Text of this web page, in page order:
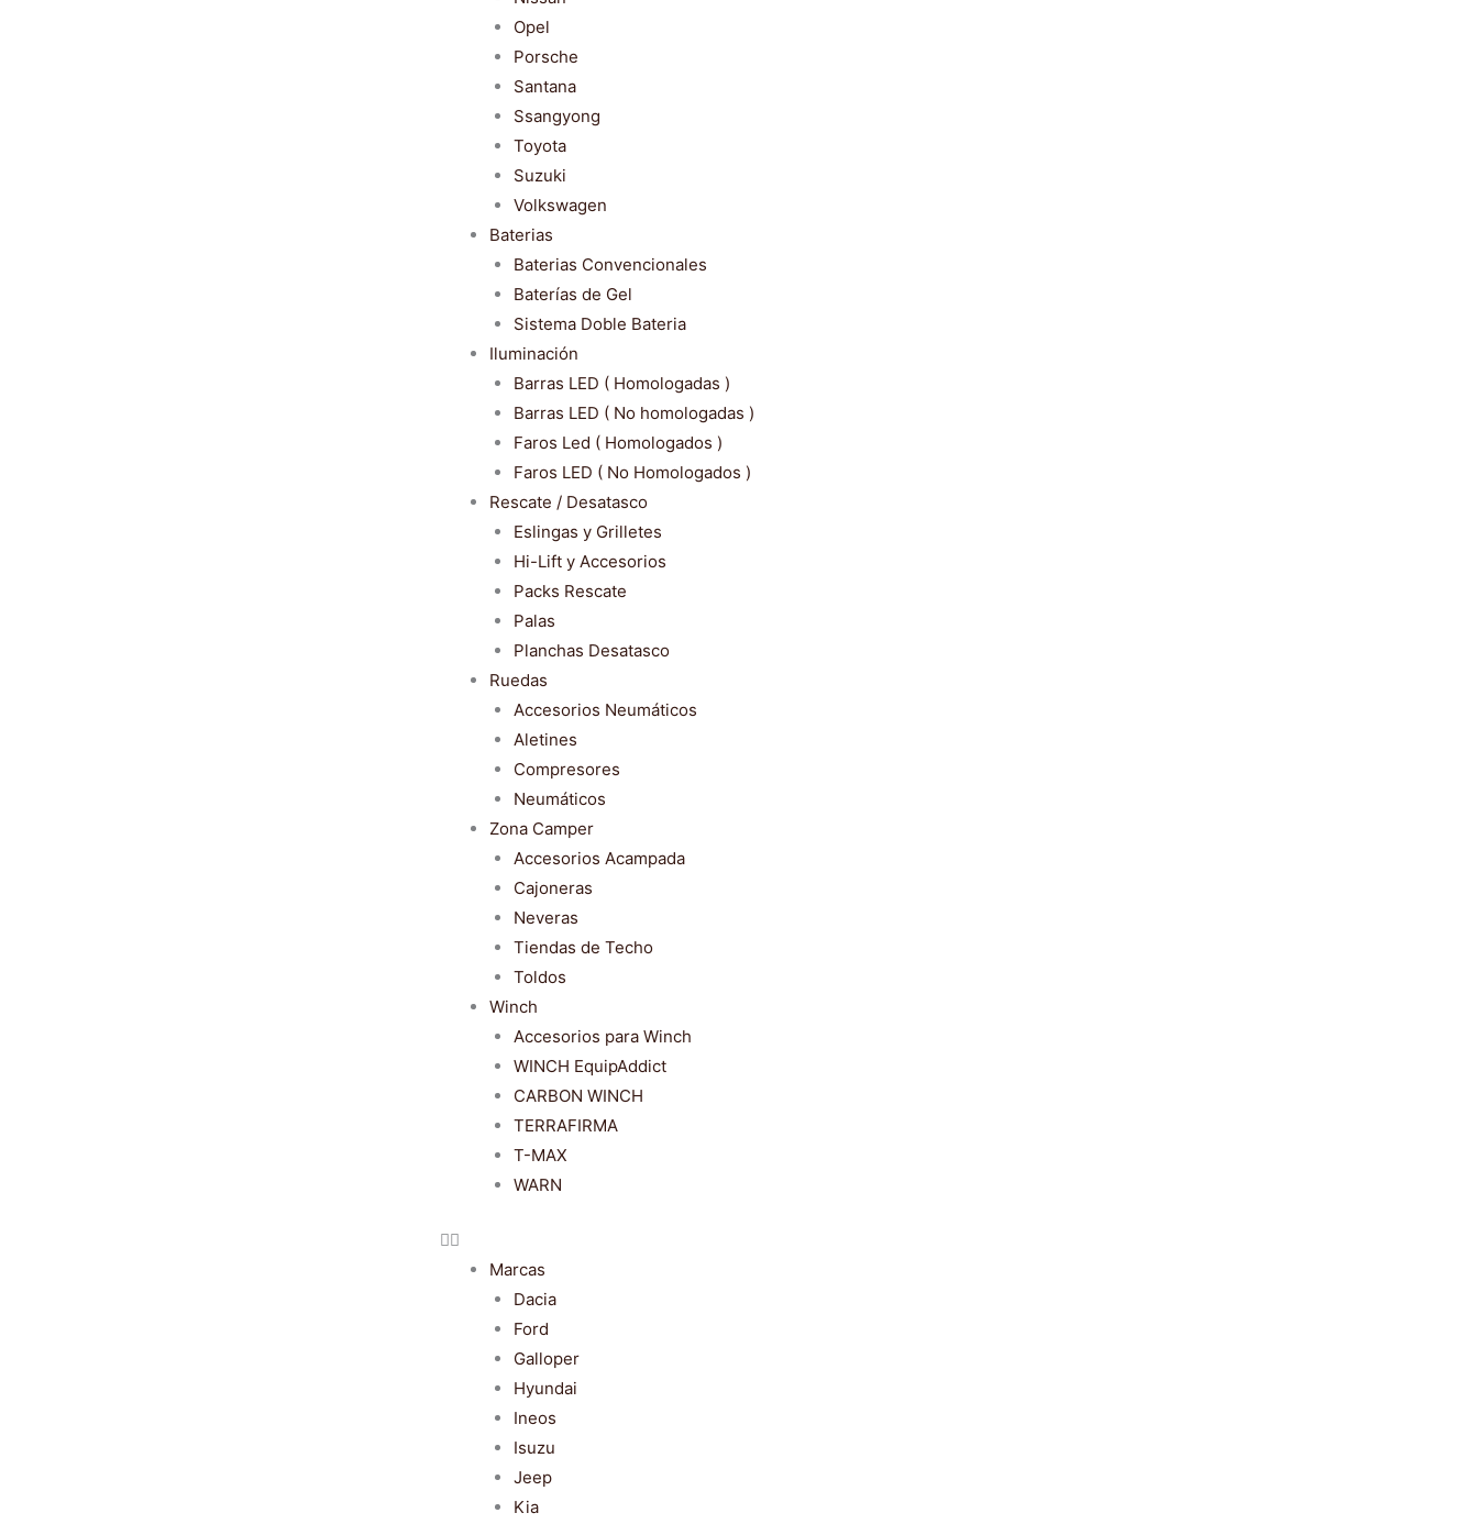
Opel
Porsche
Santana
Ssangyong
Toyota
Suzuki
Volkswagen
Baterias
Baterias Convencionales
Baterías de Gel
Sistema Doble Bateria
Iluminación
Barras LED ( Homologadas )
Barras LED ( No homologadas )
Faros Led ( Homologados )
Faros LED ( No Homologados )
Rescate / Desatasco
Eslingas y Grilletes
Hi-Lift y Accesorios
Packs Rescate
Palas
Planchas Desatasco
Ruedas
Accesorios Neumáticos
Aletines
Compresores
Neumáticos
Zona Camper
Accesorios Acampada
Cajoneras
Neveras
Tiendas de Techo
Toldos
Winch
Accesorios para Winch
WINCH EquipAddict
CARBON WINCH
TERRAFIRMA
T-MAX
WARN
Marcas
Dacia
Ford
Galloper
Hyundai
Ineos
Isuzu
Jeep
Kia